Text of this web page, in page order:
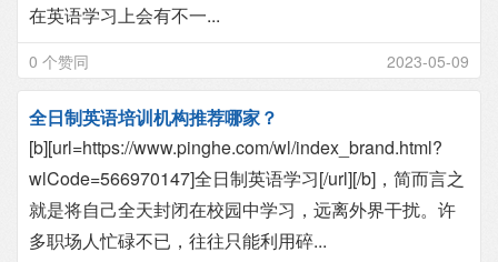
在英语学习上会有不一...
0 个赞同 2023-05-09
全日制英语培训机构推荐哪家？
[b][url=https://www.pinghe.com/wl/index_brand.html?
wlCode=566970147]全日制英语学习[/url][/b]，简而言之
就是将自己全天封闭在校园中学习，远离外界干扰。许
多职场人忙碌不已，往往只能利用碎...